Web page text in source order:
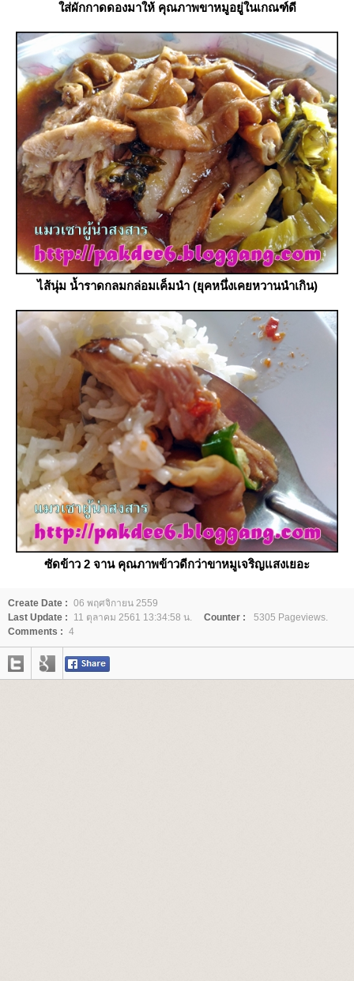
ส่ผักกาดดองมาให้ คุณภาพขาหมูอยู่ในเกณฑ์ดี
ไส้นุ่ม น้ำราดกลมกล่อมเค็มนำ (ยุคหนึ่งเคยหวานนำเกิน)
ซัดข้าว 2 จาน คุณภาพข้าวดีกว่าขาหมูเจริญแสงเยอะ
Create Date : 06 พฤศจิกายน 2559
Last Update :
11 ตุลาคม 2561 13:34:58 น. Counter :
5305 Pageviews.
Comments : 4